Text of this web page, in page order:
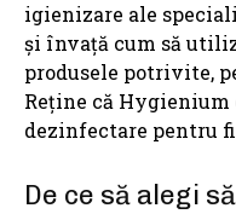
igienizare ale
și învață cum să
produsele potrivite,
Reține că Hygienium
dezinfectare pentru
De ce să alegi